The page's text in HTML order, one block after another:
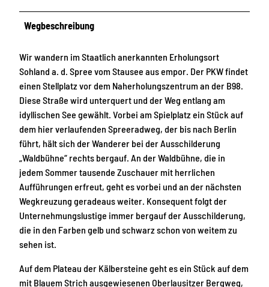
Wegbeschreibung
Wir wandern im Staatlich anerkannten Erholungsort
Sohland a. d. Spree vom Stausee aus empor. Der PKW findet
einen Stellplatz vor dem Naherholungszentrum an der B98.
Diese Straße wird unterquert und der Weg entlang am
idyllischen See gewählt. Vorbei am Spielplatz ein Stück auf
dem hier verlaufenden Spreeradweg, der bis nach Berlin
führt, hält sich der Wanderer bei der Ausschilderung
„Waldbühne“ rechts bergauf. An der Waldbühne, die in
jedem Sommer tausende Zuschauer mit herrlichen
Aufführungen erfreut, geht es vorbei und an der nächsten
Wegkreuzung geradeaus weiter. Konsequent folgt der
Unternehmungslustige immer bergauf der Ausschilderung,
die in den Farben gelb und schwarz schon von weitem zu
sehen ist.
Auf dem Plateau der Kälbersteine geht es ein Stück auf dem
mit Blauem Strich ausgewiesenen Oberlausitzer Bergweg,